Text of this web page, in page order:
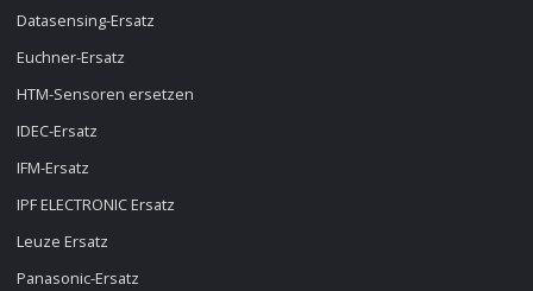
Datasensing-Ersatz
Euchner-Ersatz
HTM-Sensoren ersetzen
IDEC-Ersatz
IFM-Ersatz
IPF ELECTRONIC Ersatz
Leuze Ersatz
Panasonic-Ersatz